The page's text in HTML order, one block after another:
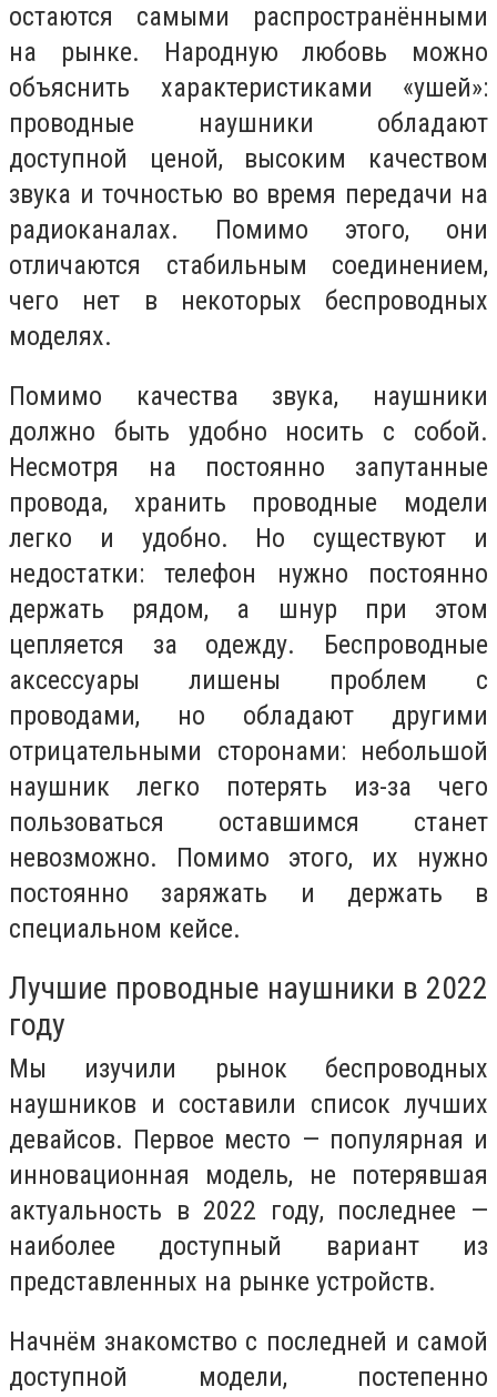
остаются самыми распространёнными
на рынке. Народную любовь можно
объяснить характеристиками «ушей»:
проводные наушники обладают
доступной ценой, высоким качеством
звука и точностью во время передачи на
радиоканалах. Помимо этого, они
отличаются стабильным соединением,
чего нет в некоторых беспроводных
моделях.
Помимо качества звука, наушники
должно быть удобно носить с собой.
Несмотря на постоянно запутанные
провода, хранить проводные модели
легко и удобно. Но существуют и
недостатки: телефон нужно постоянно
держать рядом, а шнур при этом
цепляется за одежду. Беспроводные
аксессуары лишены проблем с
проводами, но обладают другими
отрицательными сторонами: небольшой
наушник легко потерять из-за чего
пользоваться оставшимся станет
невозможно. Помимо этого, их нужно
постоянно заряжать и держать в
специальном кейсе.
Лучшие проводные наушники в 2022
году
Мы изучили рынок беспроводных
наушников и составили список лучших
девайсов. Первое место — популярная и
инновационная модель, не потерявшая
актуальность в 2022 году, последнее —
наиболее доступный вариант из
представленных на рынке устройств.
Начнём знакомство с последней и самой
доступной модели, постепенно